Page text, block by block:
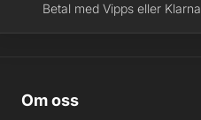
Betal med Vipps eller Klarna
Om oss